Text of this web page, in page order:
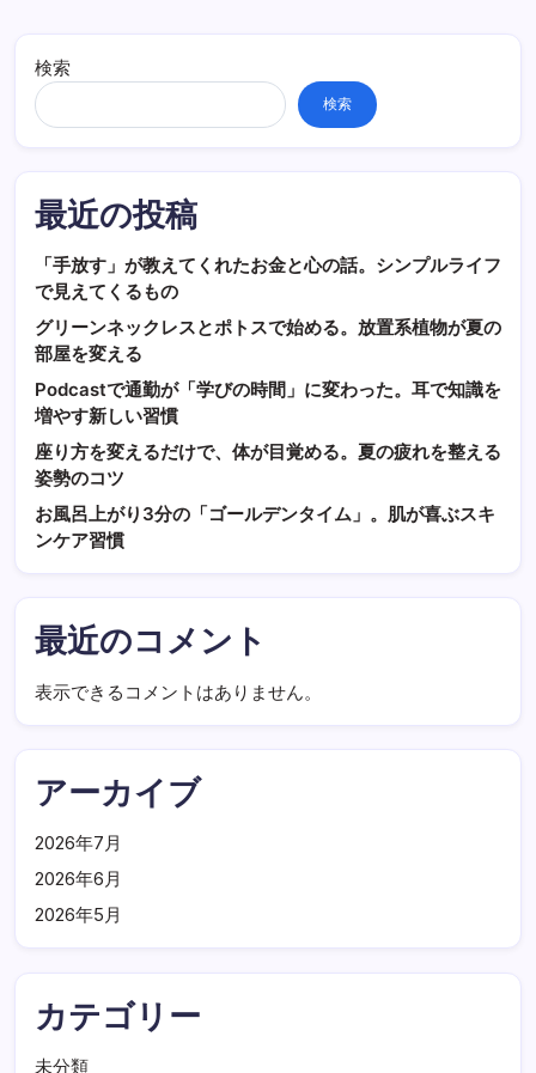
検索
検索
最近の投稿
「手放す」が教えてくれたお金と心の話。シンプルライフ
で見えてくるもの
グリーンネックレスとポトスで始める。放置系植物が夏の
部屋を変える
Podcastで通勤が「学びの時間」に変わった。耳で知識を
増やす新しい習慣
座り方を変えるだけで、体が目覚める。夏の疲れを整える
姿勢のコツ
お風呂上がり3分の「ゴールデンタイム」。肌が喜ぶスキ
ンケア習慣
最近のコメント
表示できるコメントはありません。
アーカイブ
2026年7月
2026年6月
2026年5月
カテゴリー
未分類